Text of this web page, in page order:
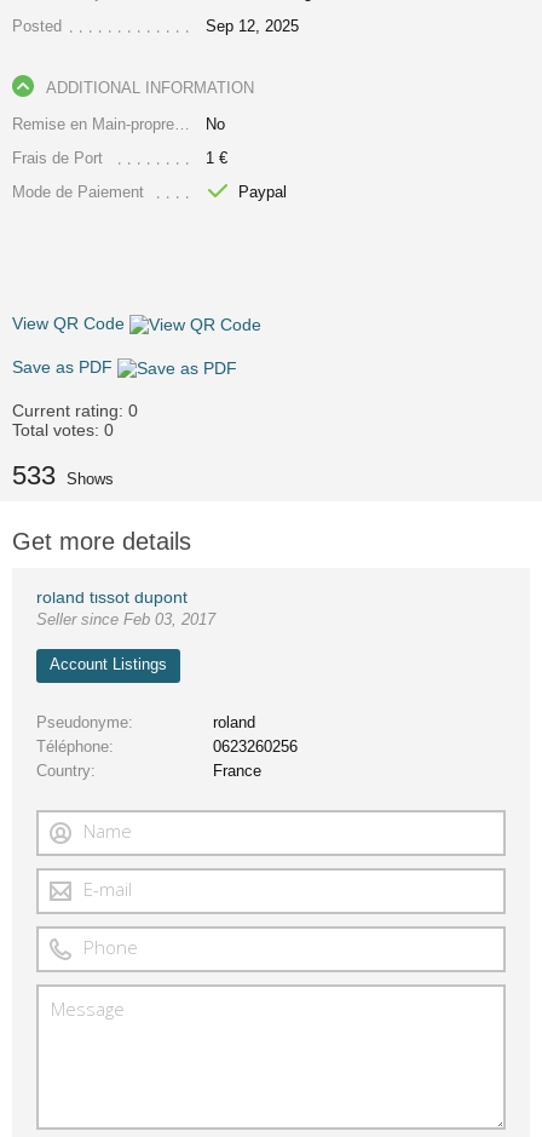
Posted
Sep 12, 2025
ADDITIONAL INFORMATION
No
Frais de Port
1 €
Mode de Paiement
Paypal
View QR Code
Save as PDF
Current rating: 0
Total votes: 0
533 Shows
Get more details
roland tissot dupont
Seller since Feb 03, 2017
Account Listings
Pseudonyme
roland
Téléphone
0623260256
Country
France